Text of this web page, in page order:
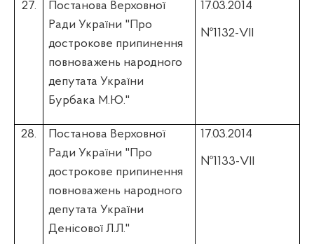
27.
Постанова Верховної
Ради України "Про
дострокове припинення
повноважень народного
депутата України
Бурбака М.Ю."
17.03.2014
№1132-VII
28.
Постанова Верховної
Ради України "Про
дострокове припинення
повноважень народного
депутата України
Денісової Л.Л."
17.03.2014
№1133-VII